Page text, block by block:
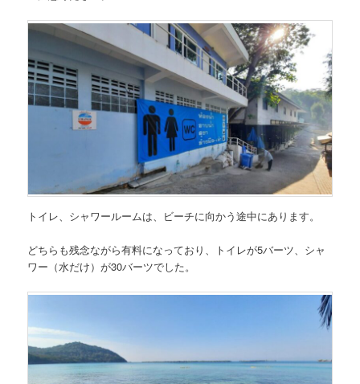
トイレ、シャワールームは、ビーチに向かう途中にあります。
どちらも残念ながら有料になっており、トイレが5バーツ、シャ
ワー（水だけ）が30バーツでした。